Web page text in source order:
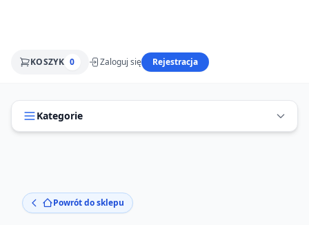
KOSZYK 0 Zaloguj się Rejestracja
Kategorie
Powrót do sklepu